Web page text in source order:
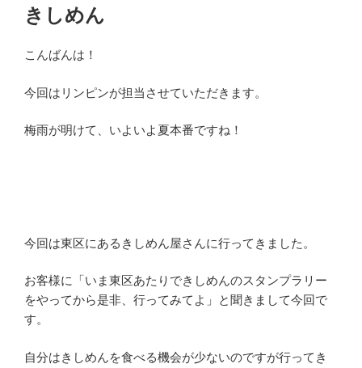
稿
日:
きしめん
こんばんは！
今回はリンピンが担当させていただきます。
梅雨が明けて、いよいよ夏本番ですね！
今回は東区にあるきしめん屋さんに行ってきました。
お客様に「いま東区あたりできしめんのスタンプラリー
をやってから是非、行ってみてよ」と聞きまして今回で
す。
自分はきしめんを食べる機会が少ないのですが行ってき